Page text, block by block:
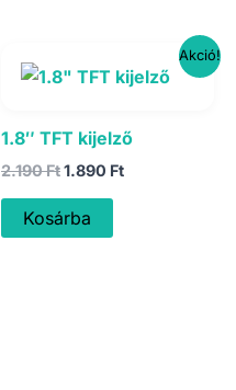
Akció!
1.8″ TFT kijelző
2.190FtOriginal
was:
2.190 Ft.
1.890 FtCurrent
Kosárba